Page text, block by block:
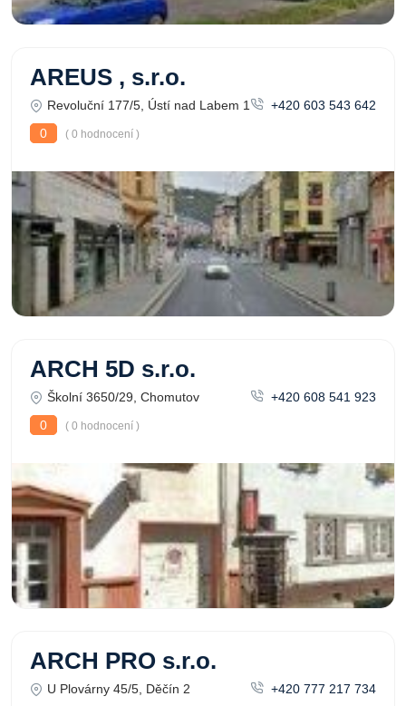
AREUS , s.r.o.
Revoluční 177/5, Ústí nad Labem 1
+420 603 543 642
0
( 0 hodnocení )
ARCH 5D s.r.o.
Školní 3650/29, Chomutov
+420 608 541 923
0
( 0 hodnocení )
ARCH PRO s.r.o.
U Plovárny 45/5, Děčín 2 +420 777 217 734